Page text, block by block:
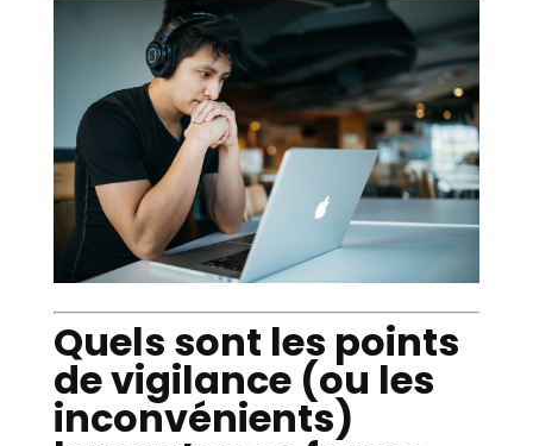
Quels sont les points
de vigilance (ou les
inconvénients)